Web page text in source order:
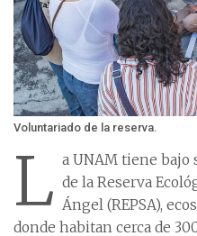
Voluntariado de la reserva.
L a UNAM tiene bajo
de la Reserva
Ángel (REPSA),
donde habitan cerca de